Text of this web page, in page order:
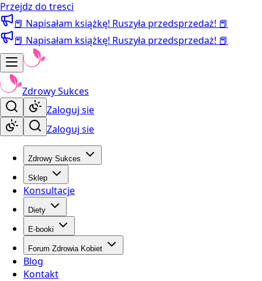
Przejdz do tresci
📕 Napisałam książkę! Ruszyła przedsprzedaż! 📕
📕 Napisałam książkę! Ruszyła przedsprzedaż! 📕
Zdrowy Sukces
Zaloguj sie
Zaloguj sie
Zdrowy Sukces
Sklep
Konsultacje
Diety
E-booki
Forum Zdrowia Kobiet
Blog
Kontakt